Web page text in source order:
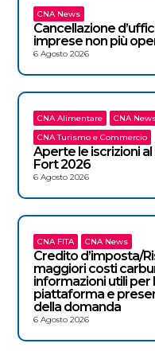
CNA News
Cancellazione
imprese non più
6 Agosto 2026
CNA Alimentare
CNA
CNA Turismo e Commercio
Aperte le iscrizioni
Fort 2026
6 Agosto 2026
CNA FITA CNA News
Credito d’imposta/
maggiori costi
informazioni utili per
piattaforma e
della domanda
6 Agosto 2026